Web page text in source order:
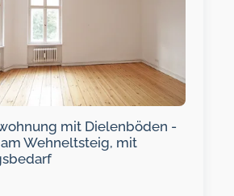
mit Dielenböden -
Wehneltsteig, mit